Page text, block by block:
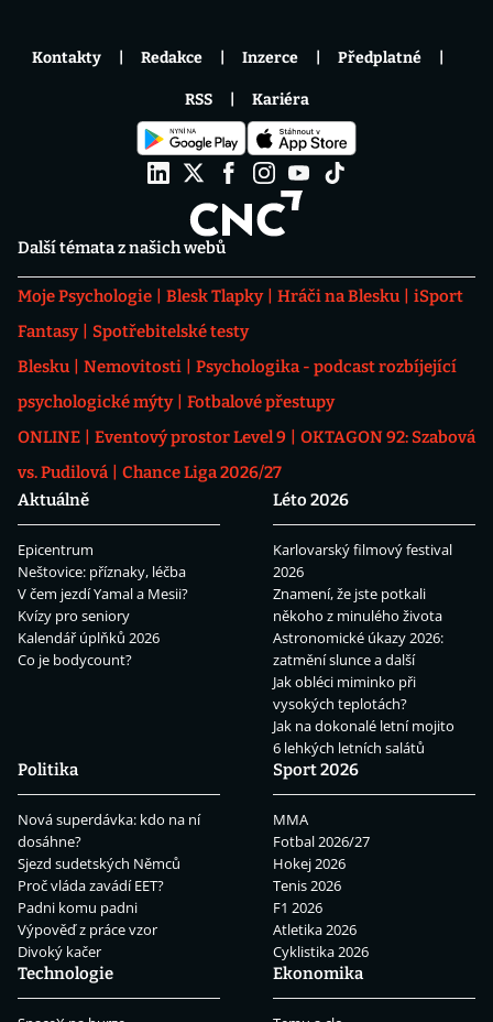
Další témata z našich webů
Moje Psychologie Blesk Tlapky Hráči na Blesku
iSport
Fantasy
Spotřebitelské testy
Blesku
Nemovitosti
Psychologika - podcast rozbíjející
psychologické mýty
Fotbalové přestupy
ONLINE
Eventový prostor Level 9
OKTAGON 92: Szabová
vs. Pudilová
Chance Liga 2026/27
Aktuálně
Epicentrum
Neštovice: příznaky, léčba
V čem jezdí Yamal a Mesii?
Kvízy pro seniory
Kalendář úplňků 2026
Co je bodycount?
Léto 2026
Karlovarský filmový festival
2026
Znamení, že jste potkali
někoho z minulého života
Astronomické úkazy 2026:
zatmění slunce a další
Jak obléci miminko při
vysokých teplotách?
Jak na dokonalé letní mojito
6 lehkých letních salátů
Politika
Nová superdávka: kdo na ní
dosáhne?
Sjezd sudetských Němců
Proč vláda zavádí EET?
Padni komu padni
Výpověď z práce vzor
Divoký kačer
Sport 2026
MMA
Fotbal 2026/27
Hokej 2026
Tenis 2026
F1 2026
Atletika 2026
Cyklistika 2026
Technologie
Ekonomika
Kontakty Redakce Inzerce Předplatné
RSS Kariéra